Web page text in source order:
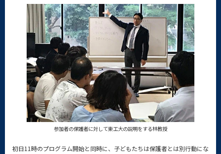
参加者の保護者に対して東工大の説明をする林教授
初日11時のプログラム開始と同時に、子どもたちは保護者とは別行動にな